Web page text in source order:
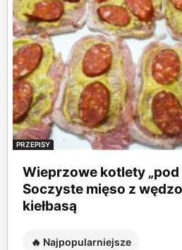
PRZEPISY
Wieprzowe kotlety „pod
Soczyste mięso z
kiełbasą
🔥 Najpopularniejsze